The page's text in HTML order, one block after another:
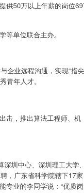
供50万以上年薪的岗位
单位联合主办。
企业远程沟通，实现“指尖
青年人才。
击，推出算法工程师、机
深圳中心、深圳理工大学
，广东省科学院辖下17家
专业的李同学说：“优质岗